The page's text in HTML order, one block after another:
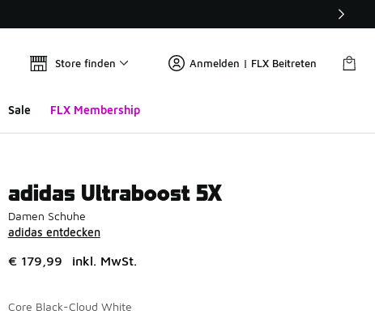
Store finden Anmelden | FLX Beitreten
Sale FLX Membership
adidas Ultraboost 5X
Damen Schuhe
adidas entdecken
€ 179,99 inkl. MwSt.
Core Black-Cloud White